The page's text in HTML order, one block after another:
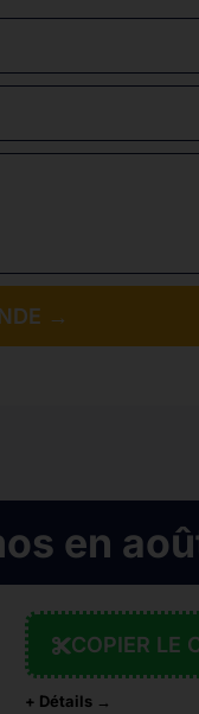
→
en
COPIER LE
+ Détails →